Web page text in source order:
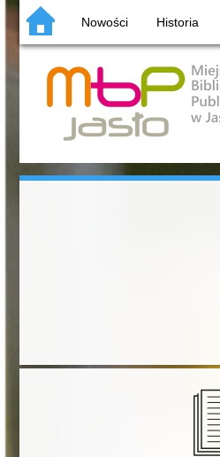
Nowości Historia